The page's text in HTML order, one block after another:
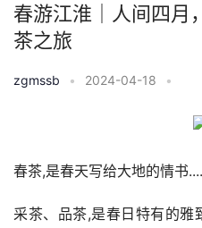
春游江淮｜人间四月
茶之旅
zgmssb • 2024-04-18 •
春茶,是春天写给大地的情书
采茶、品茶,是春日特有的雅